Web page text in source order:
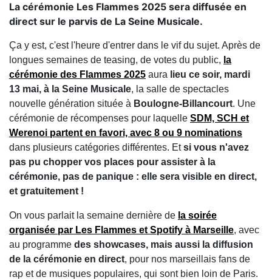
La cérémonie Les Flammes 2025 sera diffusée en
direct sur le parvis de La Seine Musicale.
Ça y est, c'est l'heure d'entrer dans le vif du sujet. Après de
longues semaines de teasing, de votes du public, la
cérémonie des Flammes 2025 aura lieu ce soir, mardi
13 mai, à la Seine Musicale, la salle de spectacles
nouvelle génération située à Boulogne-Billancourt. Une
cérémonie de récompenses pour laquelle SDM, SCH et
Werenoi partent en favori, avec 8 ou 9 nominations
dans plusieurs catégories différentes. Etsi vous n'avez
pas pu chopper vos places pour assister à la
cérémonie, pas de panique : elle sera visible en direct,
et gratuitement !
On vous parlait la semaine dernière de la soirée
organisée par Les Flammes et Spotify à Marseille, avec
au programme des showcases, mais aussi la diffusion
de la cérémonie en direct, pour nos marseillais fans de
rap et de musiques populaires, qui sont bien loin de Paris.